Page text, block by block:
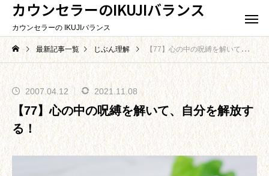
カウンセラーのIKUJIバランス
カウンセラーの IKUJIバランス
最新記事一覧 じぶん理解 【77】心の中の呪縛を解いて、自分を解放する！
2007.04.12 2021.11.08
【77】心の中の呪縛を解いて、自分を解放す
る！